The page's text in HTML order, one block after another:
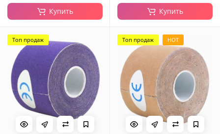
Купить Купить
Топ продаж Топ продаж HOT